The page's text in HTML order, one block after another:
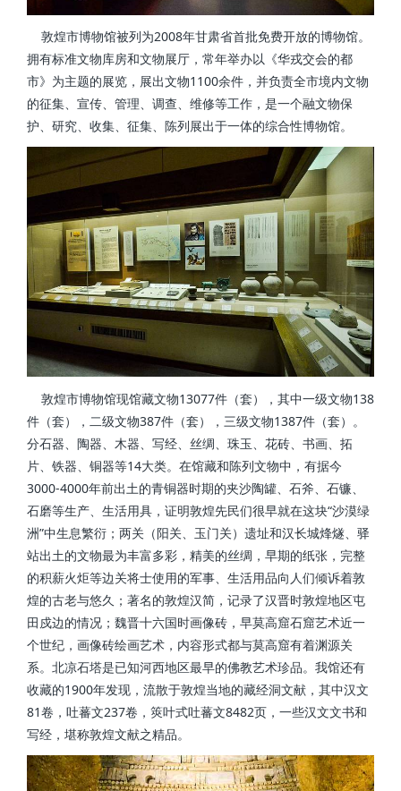
敦煌市博物馆被列为2008年甘肃省首批免费开放的博物馆。
拥有标准文物库房和文物展厅，常年举办以《华戎交会的都
市》为主题的展览，展出文物1100余件，并负责全市境内文物
的征集、宣传、管理、调查、维修等工作，是一个融文物保
护、研究、收集、征集、陈列展出于一体的综合性博物馆。
敦煌市博物馆现馆藏文物13077件（套），其中一级文物138
件（套），二级文物387件（套），三级文物1387件（套）。
分石器、陶器、木器、写经、丝绸、珠玉、花砖、书画、拓
片、铁器、铜器等14大类。在馆藏和陈列文物中，有据今
3000-4000年前出土的青铜器时期的夹沙陶罐、石斧、石镰、
石磨等生产、生活用具，证明敦煌先民们很早就在这块“沙漠绿
洲”中生息繁衍；两关（阳关、玉门关）遗址和汉长城烽燧、驿
站出土的文物最为丰富多彩，精美的丝绸，早期的纸张，完整
的积薪火炬等边关将士使用的军事、生活用品向人们倾诉着敦
煌的古老与悠久；著名的敦煌汉简，记录了汉晋时敦煌地区屯
田戍边的情况；魏晋十六国时画像砖，早莫高窟石窟艺术近一
个世纪，画像砖绘画艺术，内容形式都与莫高窟有着渊源关
系。北凉石塔是已知河西地区最早的佛教艺术珍品。我馆还有
收藏的1900年发现，流散于敦煌当地的藏经洞文献，其中汉文
81卷，吐蕃文237卷，筴叶式吐蕃文8482页，一些汉文文书和
写经，堪称敦煌文献之精品。